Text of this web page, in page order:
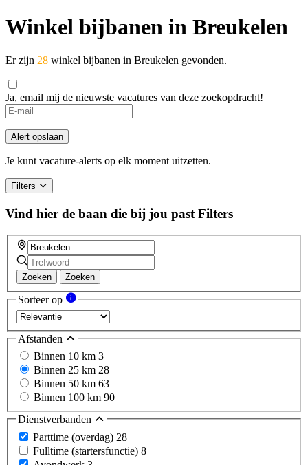
Winkel bijbanen in Breukelen
Er zijn 28 winkel bijbanen in Breukelen gevonden.
Ja, email mij de nieuwste vacatures van deze zoekopdracht!
If
you
are
a
human,
this
field
Alert opslaan
Je kunt vacature-alerts op elk moment uitzetten.
Filters
Vind hier de baan die bij jou past Filters
Zoeken Zoeken
Sorteer op
Afstanden
Binnen 10 km 3
Binnen 25 km 28
Binnen 50 km 63
Binnen 100 km 90
Dienstverbanden
Parttime (overdag) 28
Fulltime (startersfunctie) 8